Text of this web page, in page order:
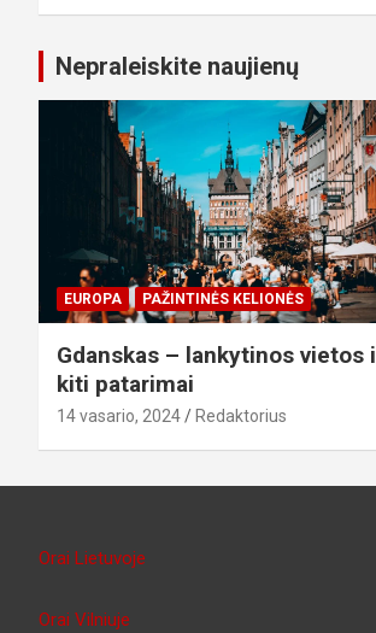
Nepraleiskite naujienų
EUROPA PAŽINTINĖS KELIONĖS
Gdanskas – lankytinos vietos
kiti patarimai
14 vasario, 2024 Redaktorius
Orai Lietuvoje
Orai Vilniuje